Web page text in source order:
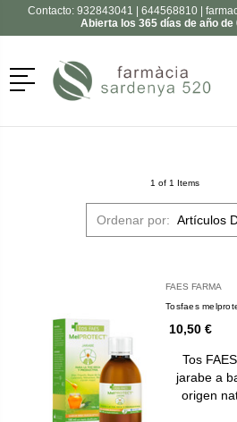
Contacto: 932843041 | 644568810 |
Abierta los 365 días de año de
Menú
1 of 1 Items
Ordenar por:
FAES FARMA
Tosfaes
10,50 €
Tos
jarabe a
origen